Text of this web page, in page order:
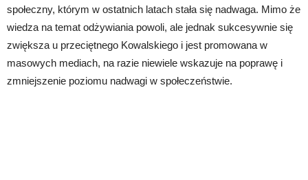
społeczny, którym w ostatnich latach stała się nadwaga. Mimo że
wiedza na temat odżywiania powoli, ale jednak sukcesywnie się
zwiększa u przeciętnego Kowalskiego i jest promowana w
masowych mediach, na razie niewiele wskazuje na poprawę i
zmniejszenie poziomu nadwagi w społeczeństwie.